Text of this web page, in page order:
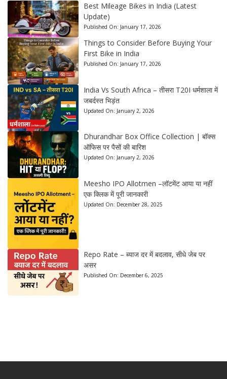
Best Mileage Bikes in India (Latest
Update)
Published On: January 17, 2026
Things to Consider Before Buying Your
First Bike in India
Published On: January 17, 2026
India Vs South Africa – तीसरा T20I धर्मशाला में
जबर्दस्त भिड़ंत
Updated On: January 2, 2026
Dhurandhar Box Office Collection | बॉक्स
ऑफिस पर पैसों की बारिश
Updated On: January 2, 2026
Meesho IPO Allotmen –लॉटमेंट आया या नहीं
एक क्लिक में पूरी जानकारी
Updated On: December 28, 2025
Repo Rate – ब्याज दर में बदलाव, सीधे जेब पर
असर
Published On: December 6, 2025